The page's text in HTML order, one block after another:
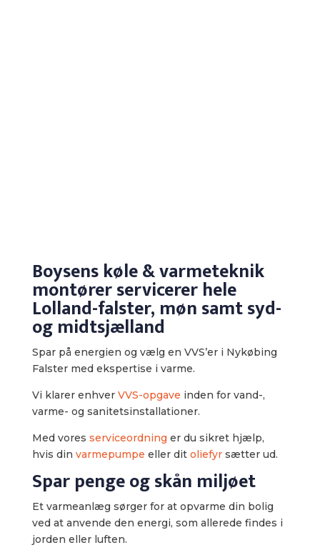
Boysens køle & varmeteknik
montører servicerer hele
Lolland-falster, møn samt syd-
og midtsjælland
​Spar på energien og vælg en VVS’er i Nykøbing
Falster med ekspertise i varme.
Vi klarer enhver VVS-opgave inden for vand-,
varme- og sanitetsinstallationer.
Med vores serviceordning er du sikret hjælp,
hvis din varmepumpe eller dit oliefyr sætter ud.​
Spar penge og skån miljøet
Et varmeanlæg sørger for at opvarme din bolig
ved at anvende den energi, som allerede findes i
jorden eller luften.